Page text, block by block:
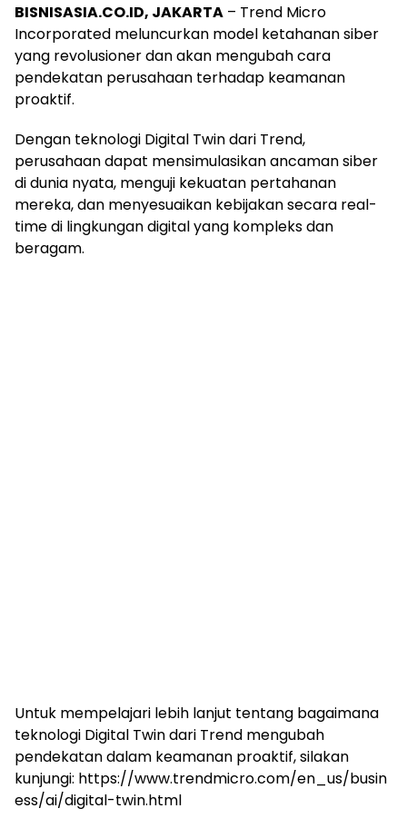
BISNISASIA.CO.ID, JAKARTA – Trend Micro
Incorporated meluncurkan model ketahanan siber
yang revolusioner dan akan mengubah cara
pendekatan perusahaan terhadap keamanan
proaktif.
Dengan teknologi Digital Twin dari Trend,
perusahaan dapat mensimulasikan ancaman siber
di dunia nyata, menguji kekuatan pertahanan
mereka, dan menyesuaikan kebijakan secara real-
time di lingkungan digital yang kompleks dan
beragam.
Untuk mempelajari lebih lanjut tentang bagaimana
teknologi Digital Twin dari Trend mengubah
pendekatan dalam keamanan proaktif, silakan
kunjungi: https://www.trendmicro.com/en_us/busin
ess/ai/digital-twin.html